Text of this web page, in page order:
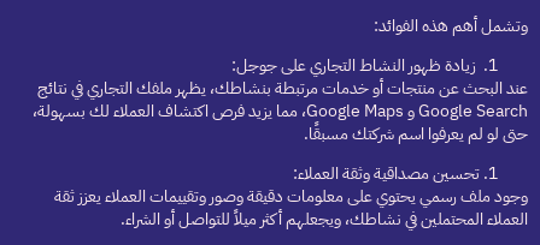
وتشمل أهم هذه الفوائد:
زيادة ظهور النشاط التجاري على جوجل:
عند البحث عن منتجات أو خدمات مرتبطة بنشاطك، يظهر ملفك التجاري في نتائج
Google Search و Google Maps، مما يزيد فرص اكتشاف العملاء لك بسهولة،
حتى لو لم يعرفوا اسم شركتك مسبقًا.
تحسين مصداقية وثقة العملاء:
وجود ملف رسمي يحتوي على معلومات دقيقة وصور وتقييمات العملاء يعزز ثقة
العملاء المحتملين في نشاطك، ويجعلهم أكثر ميلاً للتواصل أو الشراء.